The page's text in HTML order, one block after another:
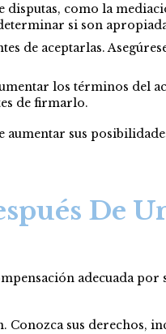
como la
si son
de aceptarlas.
los términos del
de firmarlo.
sus
De
adecuada por
sus derechos,